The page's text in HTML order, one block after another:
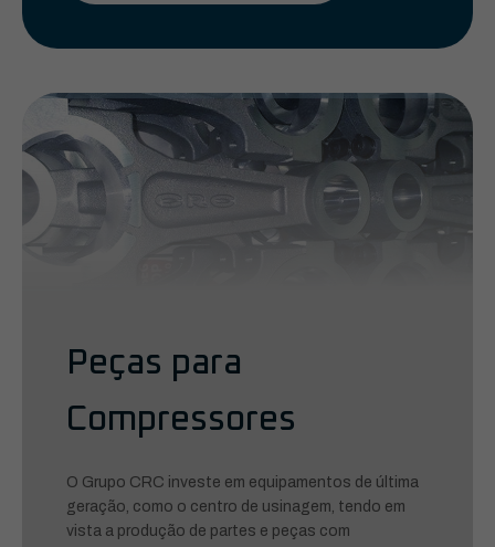
Peças para
Compressores
O Grupo CRC investe em equipamentos de última
geração, como o centro de usinagem, tendo em
vista a produção de partes e peças com